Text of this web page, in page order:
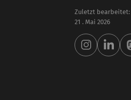
Zuletzt bearbeitet:
21 . Mai 2026